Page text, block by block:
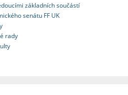
základních součástí
senátu FF UK
rady